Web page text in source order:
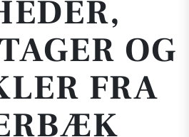
OG
FRA